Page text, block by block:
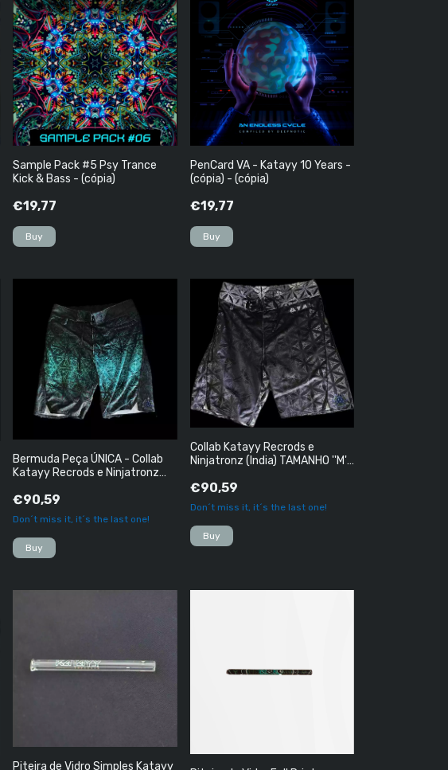
Sample Pack #5 Psy Trance
Kick & Bass - (cópia)
€19,77
PenCard VA - Katayy 10 Years -
(cópia) - (cópia)
€19,77
Bermuda Peça ÚNICA - Collab
Katayy Recrods e Ninjatronz
€90,59
Don´t miss it, it´s the last one!
Collab Katayy Recrods e
Ninjatronz (India) TAMANHO ''M''
€90,59
Don´t miss it, it´s the last one!
Piteira de Vidro Simples Katayy